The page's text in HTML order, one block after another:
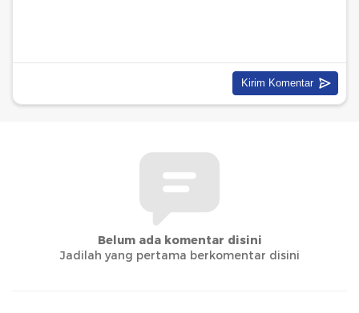
Belum ada komentar disini
Jadilah yang pertama berkomentar disini